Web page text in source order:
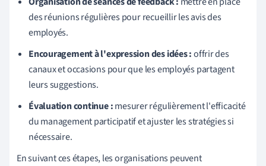
des réunions régulières pour recueillir les avis des
employés.
Encouragement à l'expression des idées :offrir des
canaux et occasions pour que les employés partagent
leurs suggestions.
Évaluation continue :mesurer régulièrement l'efficacité
du management participatif et ajuster les stratégies si
nécessaire.
En suivant ces étapes, les organisations peuvent